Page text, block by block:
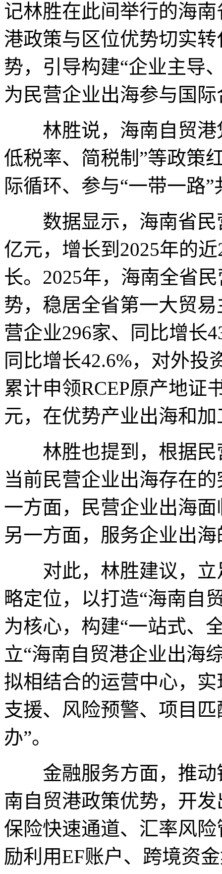
记林胜在此间举行的海
港政策与区位优势切实
势，引导构建“企业主导
为民营企业出海参与国
林胜说，海南自贸港
低税率、简税制”等政策
际循环、参与“一带一路
数据显示，海南省民
亿元，增长到2025年的
长。2025年，海南全省
势，稳居全省第一大贸
营企业296家、同比增长
同比增长42.6%，对外
累计申领RCEP原产地证
元，在优势产业出海和
林胜也提到，根据民
当前民营企业出海存在
一方面，民营企业出海
另一方面，服务企业出
对此，林胜建议，立
略定位，以打造“海南自
为核心，构建“一站式、
立“海南自贸港企业出海
拟相结合的运营中心，
支援、风险预警、项目
办”。
金融服务方面，推动
南自贸港政策优势，开
保险快速通道、汇率风
励利用EF账户、跨境资